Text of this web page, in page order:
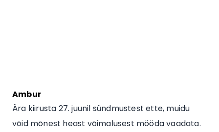
Ambur
Ära kiirusta 27. juunil sündmustest ette, muidu
võid mõnest heast võimalusest mööda vaadata.